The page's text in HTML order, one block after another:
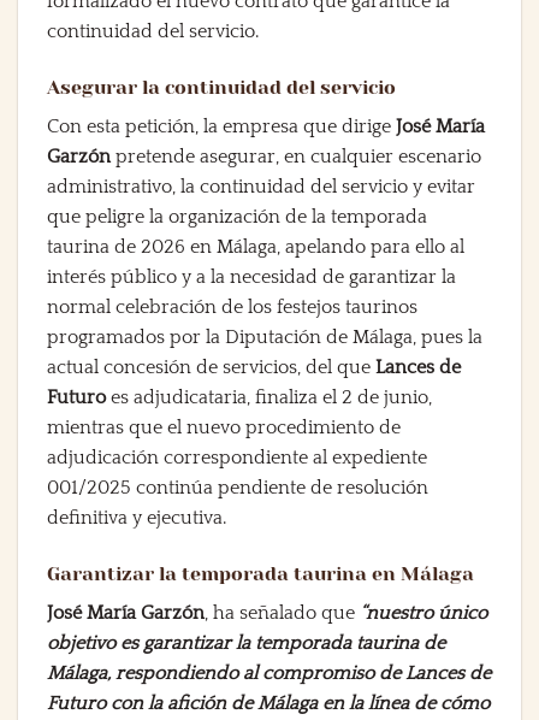
continuidad del servicio.
Asegurar la continuidad del servicio
Con esta petición, la empresa que dirige José María
Garzónpretende asegurar, en cualquier escenario
administrativo, la continuidad del servicio y evitar
que peligre la organización de la temporada
taurina de 2026 en Málaga, apelando para ello al
interés público y a la necesidad de garantizar la
normal celebración de los festejos taurinos
programados por la Diputación de Málaga, pues la
actual concesión de servicios, del que Lances de
Futuroes adjudicataria, finaliza el 2 de junio,
mientras que el nuevo procedimiento de
adjudicación correspondiente al expediente
001/2025 continúa pendiente de resolución
definitiva y ejecutiva.
Garantizar la temporada taurina en Málaga
José María Garzón , ha señalado que “nuestro único
objetivo es garantizar la temporada taurina de
Málaga, respondiendo al compromiso de Lances de
Futuro con la afición de Málaga en la línea de cómo